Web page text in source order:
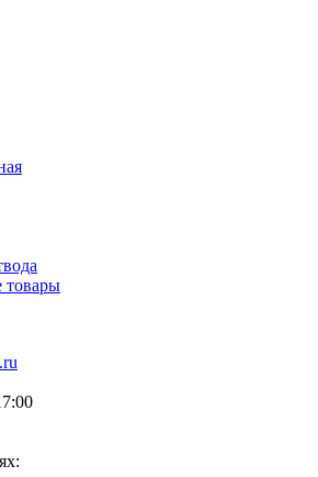
товары